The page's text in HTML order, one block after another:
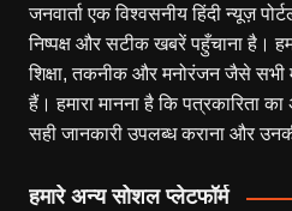
जनवार्ता एक विश्वसनीय हिंदी न्यूज़
निष्पक्ष और सटीक खबरें पहुँचाना है।
शिक्षा, तकनीक और मनोरंजन जैसे सभी
हैं। हमारा मानना है कि पत्रकारिता
सही जानकारी उपलब्ध कराना और
हमारे अन्य सोशल प्लेटफॉर्म